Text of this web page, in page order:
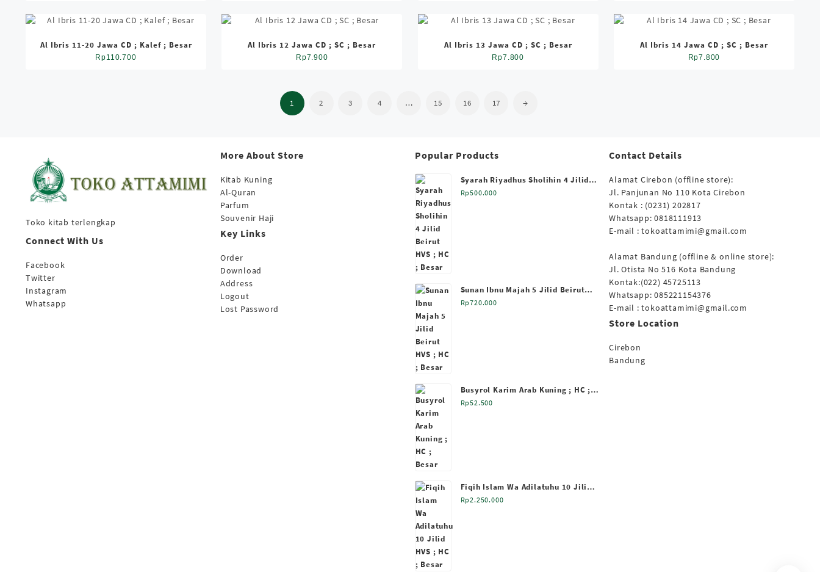
Al Ibris 11-20 Jawa CD ; Kalef ; Besar
Rp110.700
Al Ibris 12 Jawa CD ; SC ; Besar
Rp7.900
Al Ibris 13 Jawa CD ; SC ; Besar
Rp7.800
Al Ibris 14 Jawa CD ; SC ; Besar
Rp7.800
1 2 3 4 … 15 16 17 →
Toko kitab terlengkap
Connect With Us
Facebook
Twitter
Instagram
Whatsapp
More About Store
Kitab Kuning
Al-Quran
Parfum
Souvenir Haji
Key Links
Order
Download
Address
Logout
Lost Password
Popular Products
Syarah Riyadhus Sholihin 4 Jilid
Beirut HVS ; HC ; Besar
Rp500.000
Sunan Ibnu Majah 5 Jilid Beirut
HVS ; HC ; Besar
Rp720.000
Busyrol Karim Arab Kuning ; HC ;
Besar
Rp52.500
Fiqih Islam Wa Adilatuhu 10 Jilid
HVS ; HC ; Besar
Rp2.250.000
Contact Details
Alamat Cirebon (offline store):
Jl. Panjunan No 110 Kota Cirebon
Kontak : (0231) 202817
Whatsapp: 0818111913
E-mail : tokoattamimi@gmail.com
Alamat Bandung (offline & online store):
Jl. Otista No 516 Kota Bandung
Kontak:(022) 45725113
Whatsapp: 085221154376
E-mail : tokoattamimi@gmail.com
Store Location
Cirebon
Bandung